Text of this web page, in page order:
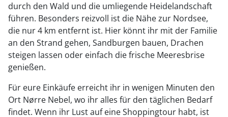
durch den Wald und die umliegende Heidelandschaft
führen. Besonders reizvoll ist die Nähe zur Nordsee,
die nur 4 km entfernt ist. Hier könnt ihr mit der Familie
an den Strand gehen, Sandburgen bauen, Drachen
steigen lassen oder einfach die frische Meeresbrise
genießen.
Für eure Einkäufe erreicht ihr in wenigen Minuten den
Ort Nørre Nebel, wo ihr alles für den täglichen Bedarf
findet. Wenn ihr Lust auf eine Shoppingtour habt, ist